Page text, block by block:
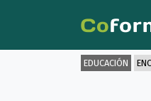
EDUCACIÓN